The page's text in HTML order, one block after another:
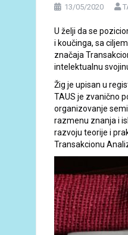
13/05/2020
U želji da se
i koučinga, sa
značaja
intelektualnu
Žig je upisan u
TAUS je zvanično
organizovanje
razmenu znanja i
razvoju teorije i
Transakcionu